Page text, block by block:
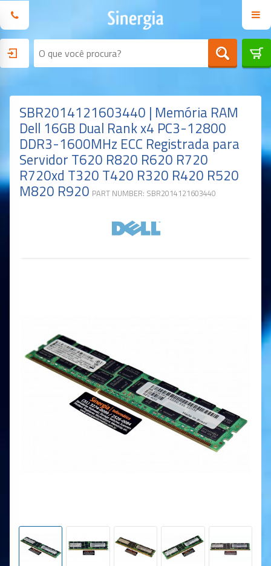
SBR2014121603440 | Memória RAM
Dell 16GB Dual Rank x4 PC3-12800
DDR3-1600MHz ECC Registrada para
Servidor T620 R820 R620 R720
R720xd T320 T420 R320 R420 R520
M820 R920 PART NUMBER: SBR2014121603440